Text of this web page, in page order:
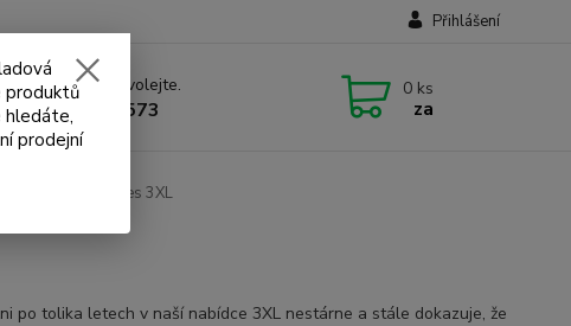
Přihlášení
si rady? Zavolejte.
732 707 573
0 ks
za
Nikl Hotové boilies 3XL
po tolika letech v naší nabídce 3XL nestárne a stále dokazuje, že
produktů
hledáte,
prodejní